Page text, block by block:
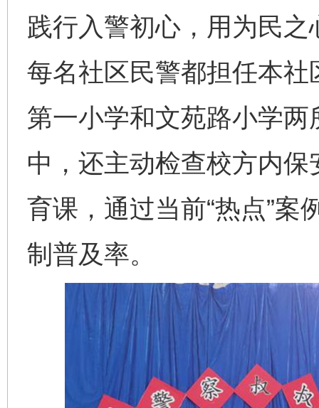
践行入警初心，用为民
每名社区民警都担任本
第一小学和文苑路小学
中，还主动检查校方内
育课，通过当前“热点”案
制普及率。